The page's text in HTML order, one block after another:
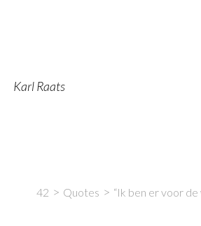
Karl Raats
42 Quotes “Ik ben er voor